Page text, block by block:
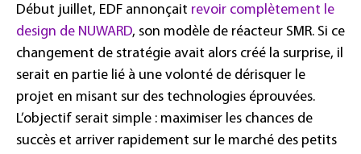
Début juillet, EDF annonçait revoir complètement le
design de NUWARD, son modèle de réacteur SMR. Si ce
changement de stratégie avait alors créé la surprise, il
serait en partie lié à une volonté de dérisquer le
projet en misant sur des technologies éprouvées.
L’objectif serait simple : maximiser les chances de
succès et arriver rapidement sur le marché des petits